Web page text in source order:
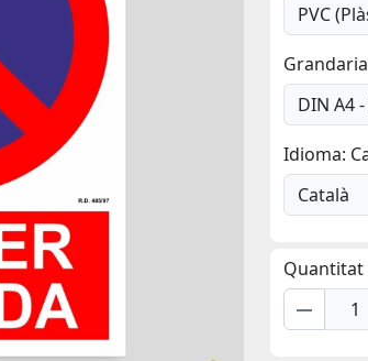
Idioma:
Quantitat
remove